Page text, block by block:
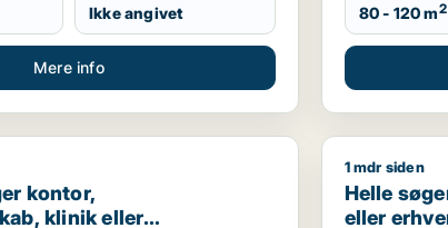
Ikke angivet
Mere info
80 - 120 m2
showroom, produktionslokaler eller garage til
kontor, kontorfællesskab, klinik eller
kontor,
klinik eller
Helle
1 mdr siden
Helle
eller